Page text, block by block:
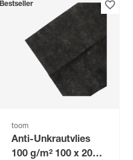
Bestseller
toom
Anti-Unkrautvlies
100 g/m² 100 x 2000